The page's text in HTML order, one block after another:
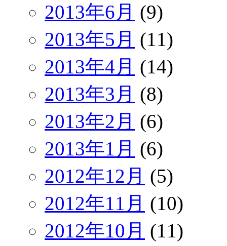
2013年6月 (9)
2013年5月 (11)
2013年4月 (14)
2013年3月 (8)
2013年2月 (6)
2013年1月 (6)
2012年12月 (5)
2012年11月 (10)
2012年10月 (11)